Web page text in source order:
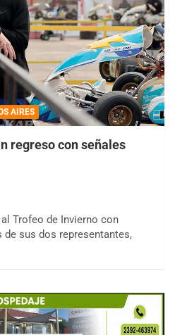
AIRES
regreso con señales
Trofeo de Invierno con
sus dos representantes,